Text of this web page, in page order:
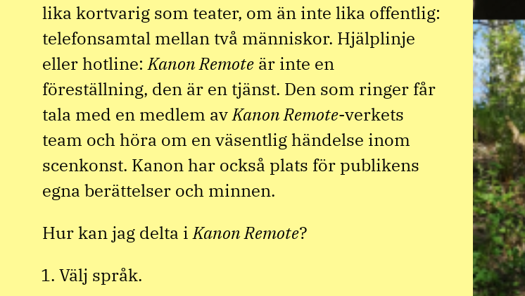
lika kortvarig som teater, om än inte lika offentlig:
telefonsamtal mellan två människor. Hjälplinje
eller hotline:Kanon Remote är inte en
föreställning, den är en tjänst. Den som ringer får
tala med en medlem avKanon Remote-verkets
team och höra om en väsentlig händelse inom
scenkonst. Kanon har också plats för publikens
egna berättelser och minnen.
Hur kan jag delta iKanon Remote?
Välj språk.